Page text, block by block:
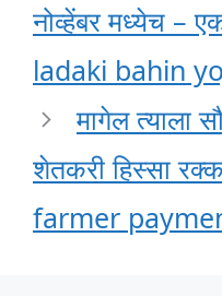
नोव्हेंबर मध्येच –
ladaki bahin
मागेल त्याला
शेतकरी हिस्सा
farmer